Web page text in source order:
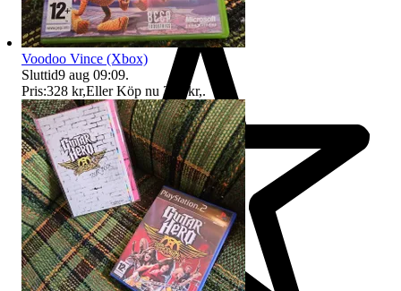
Voodoo Vince (Xbox)
Sluttid9 aug 09:09.
Pris:328 kr,Eller Köp nu 345 kr,.